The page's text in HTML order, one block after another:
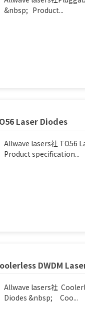
&nbsp; Product...
Laser Diodes
Allwave lasers社 TO56
Product specification...
DWDM
Allwave lasers社
Diodes &nbsp; Coo...